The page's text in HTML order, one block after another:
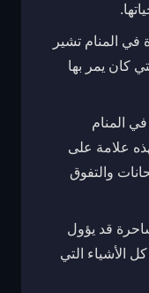
المنام تشير
كان يمر بها
المنام
علامة على
والتفوق
قد يؤول
الأشياء التي